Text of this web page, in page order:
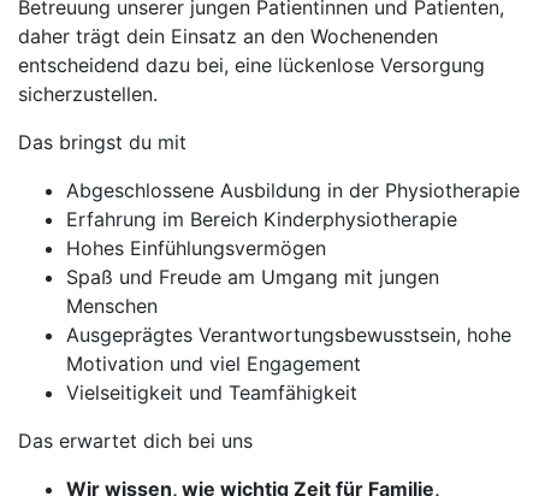
Betreuung unserer jungen Patientinnen und Patienten,
daher trägt dein Einsatz an den Wochenenden
entscheidend dazu bei, eine lückenlose Versorgung
sicherzustellen.
Das bringst du mit
Abgeschlossene Ausbildung in der Physiotherapie
Erfahrung im Bereich Kinderphysiotherapie
Hohes Einfühlungsvermögen
Spaß und Freude am Umgang mit jungen
Menschen
Ausgeprägtes Verantwortungsbewusstsein, hohe
Motivation und viel Engagement
Vielseitigkeit und Teamfähigkeit
Das erwartet dich bei uns
Wir wissen, wie wichtig Zeit für Familie,